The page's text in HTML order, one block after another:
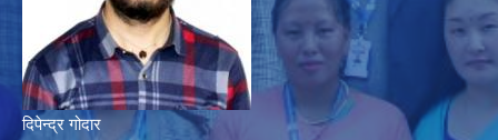
दिपेन्द्र गोदार